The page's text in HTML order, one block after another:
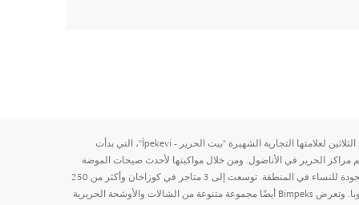
تستعد شركة Bimpeks A.S للاحتفال بالذكرى الثلاثين لعلامتها التجارية الشهيرة "بيت الحرير - İpekevi"، التي بدأت
الحرير في الأناضول. ومن خلال مواكبتها لأحدث صيحات الموضة
العالمية، تقدم الشركة منتجات حرير عالية الجودة للنساء في المنطقة. توسعت إلى 3 متاجر في كوزاخان وأكثر من 250
نقطة بيع في 50 مدينة مختلفة في تركيا وأوروبا. وتعرض Bimpeks أيضًا مجموعة متنوعة من الشالات والأوشحة الحريرية